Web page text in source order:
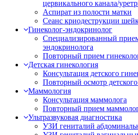
цервикального канала/
Аспират из полости матки
Сеанс криодеструкции
Гинеколог-эндокринолог
Специализированный
эндокринолога
Повторный прием
Детская гинекология
Консультация детского
Повторный осмотр детского
Маммология
Консультация маммолога
Повторный прием
Ультразвуковая диагностика
УЗИ гениталий